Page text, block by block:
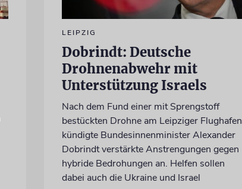
LEIPZIG
Dobrindt: Deutsche
Drohnenabwehr mit
Unterstützung Israels
Nach dem Fund einer mit Sprengstoff
bestückten Drohne am Leipziger Flughafen
kündigte Bundesinnenminister Alexander
Dobrindt verstärkte Anstrengungen gegen
hybride Bedrohungen an. Helfen sollen
dabei auch die Ukraine und Israel